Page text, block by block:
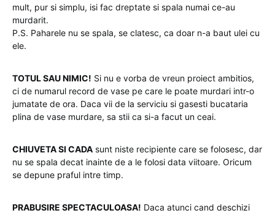
mult, pur si simplu, isi fac dreptate si spala numai ce-au
murdarit.
P.S. Paharele nu se spala, se clatesc, ca doar n-a baut ulei cu
ele.
TOTUL SAU NIMIC! Si nu e vorba de vreun proiect ambitios,
ci de numarul record de vase pe care le poate murdari intr-o
jumatate de ora. Daca vii de la serviciu si gasesti bucataria
plina de vase murdare, sa stii ca si-a facut un ceai.
CHIUVETA SI CADA sunt niste recipiente care se folosesc, dar
nu se spala decat inainte de a le folosi data viitoare. Oricum
se depune praful intre timp.
PRABUSIRE SPECTACULOASA! Daca atunci cand deschizi